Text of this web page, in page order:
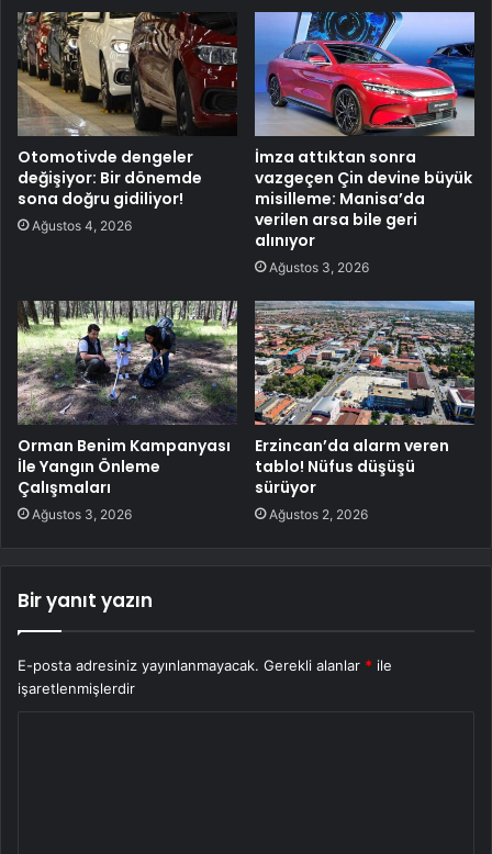
Otomotivde dengeler
değişiyor: Bir dönemde
sona doğru gidiliyor!
Ağustos 4, 2026
İmza attıktan sonra
vazgeçen Çin devine büyük
misilleme: Manisa’da
verilen arsa bile geri
alınıyor
Ağustos 3, 2026
Orman Benim Kampanyası
İle Yangın Önleme
Çalışmaları
Ağustos 3, 2026
Erzincan’da alarm veren
tablo! Nüfus düşüşü
sürüyor
Ağustos 2, 2026
Bir yanıt yazın
E-posta adresiniz yayınlanmayacak. Gerekli alanlar * ile
işaretlenmişlerdir